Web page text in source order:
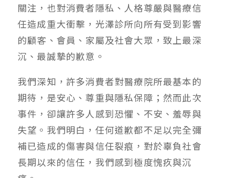
關注，也對消費者隱私、人格尊嚴與醫療信
任造成重大衝擊，光澤診所向所有受到影響
的顧客、會員、家屬及社會大眾，致上最深
沉、最誠摯的歉意。
我們深知，許多消費者對醫療院所最基本的
期待，是安心、尊重與隱私保障；然而此次
事件，卻讓許多人感到恐懼、不安、羞辱與
失望。我們明白，任何道歉都不足以完全彌
補已造成的傷害與信任裂痕，對於辜負社會
長期以來的信任，我們感到極度愧疚與沉